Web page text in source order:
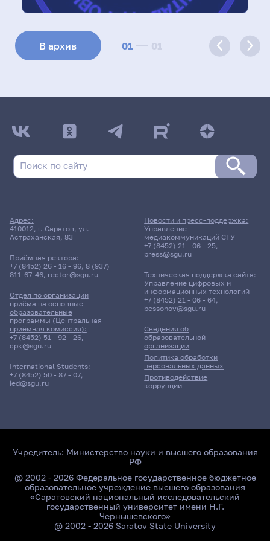
В архив 01 01
Адрес:
410012, г. Саратов, ул.
Астраханская, 83
Приёмная ректора:
+7 (8452) 26 - 16 - 96, 8 (937)
811-67-46, rector@sgu.ru
Отдел по организации
приёма на основные
образовательные
программы (Центральная
приёмная комиссия):
+7 (8452) 51 - 92 - 26,
cpk@sgu.ru
International Students:
+7 (8452) 50 - 87 - 07,
ied@sgu.ru
Сведения об
образовательной
организации
Политика обработки
персональных данных
Противодействие
коррупции
Новости и пресс-поддержка:
Управление
медиакоммуникаций СГУ
+7 (8452) 21 - 06 - 25,
press@sgu.ru
Техническая поддержка сайта:
Управление цифровых и
информационных технологий
+7 (8452) 21 - 06 - 64,
bessonov@sgu.ru
Учредитель: Министерство науки и высшего образования
РФ
@ 2002 - 2026 Федеральное государственное бюджетное
образовательное учреждение высшего образования
«Саратовский национальный исследовательский
государственный университет имени Н.Г.
Чернышевского»
@ 2002 - 2026 Saratov State University